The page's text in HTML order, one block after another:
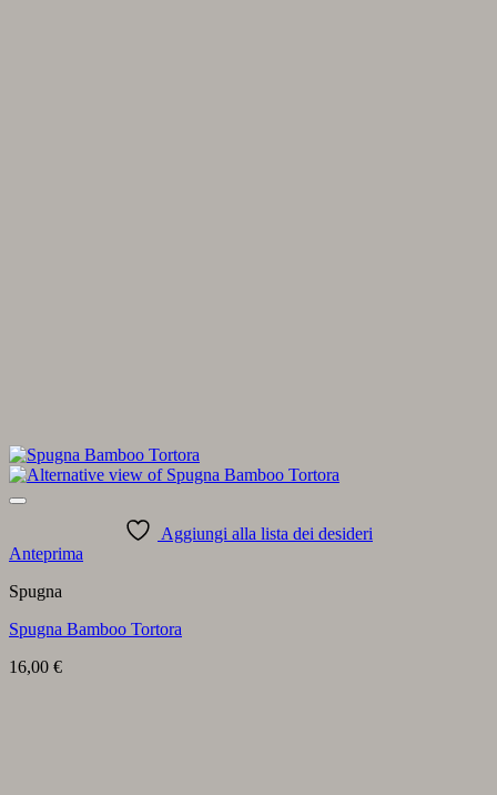
Aggiungi alla lista dei desideri
Anteprima
Spugna
Spugna Bamboo Tortora
16,00 €